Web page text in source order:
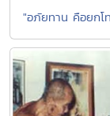
"อภัยทาน คือยกโ